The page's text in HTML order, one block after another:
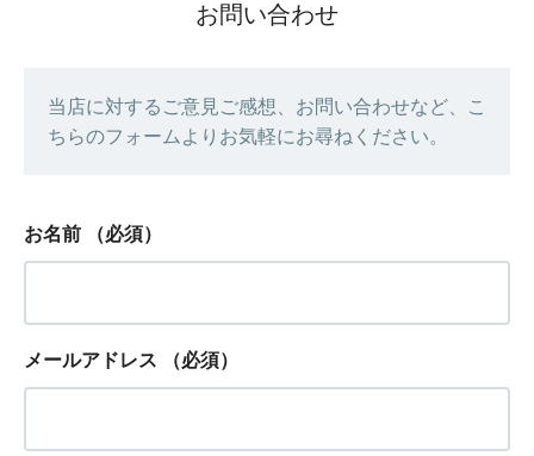
お問い合わせ
当店に対するご意見ご感想、お問い合わせなど、こ
ちらのフォームよりお気軽にお尋ねください。
お名前 （必須）
メールアドレス （必須）